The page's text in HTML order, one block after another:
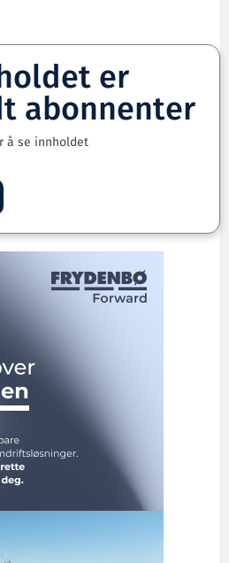
er
abonnenter
å se innholdet